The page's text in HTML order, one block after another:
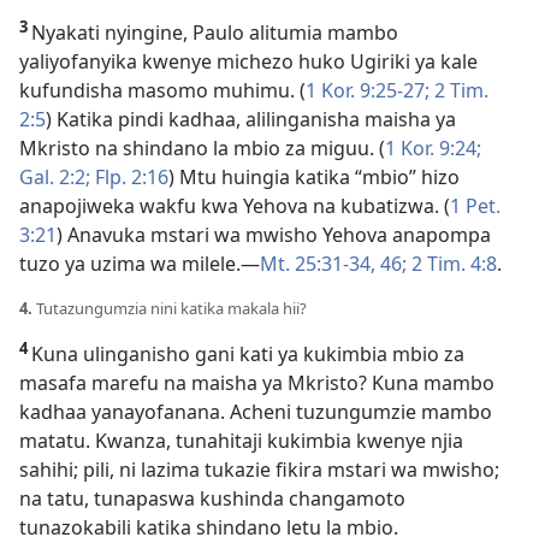
3 Nyakati nyingine, Paulo alitumia mambo
yaliyofanyika kwenye michezo huko Ugiriki ya kale
kufundisha masomo muhimu. (1 Kor. 9:25-27; 2 Tim.
2:5) Katika pindi kadhaa, alilinganisha maisha ya
Mkristo na shindano la mbio za miguu. (1 Kor. 9:24;
Gal. 2:2; Flp. 2:16) Mtu huingia katika “mbio” hizo
anapojiweka wakfu kwa Yehova na kubatizwa. (1 Pet.
3:21) Anavuka mstari wa mwisho Yehova anapompa
tuzo ya uzima wa milele.—Mt. 25:31-34, 46; 2 Tim. 4:8.
4. Tutazungumzia nini katika makala hii?
4Kuna ulinganisho gani kati ya kukimbia mbio za
masafa marefu na maisha ya Mkristo? Kuna mambo
kadhaa yanayofanana. Acheni tuzungumzie mambo
matatu. Kwanza, tunahitaji kukimbia kwenye njia
sahihi; pili, ni lazima tukazie fikira mstari wa mwisho;
na tatu, tunapaswa kushinda changamoto
tunazokabili katika shindano letu la mbio.